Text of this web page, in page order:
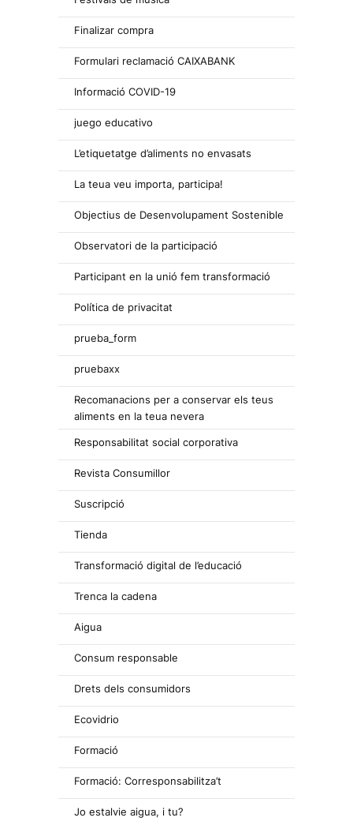
Finalizar compra
Formulari reclamació CAIXABANK
Informació COVID-19
juego educativo
L’etiquetatge d’aliments no envasats
La teua veu importa, participa!
Objectius de Desenvolupament Sostenible
Observatori de la participació
Participant en la unió fem transformació
Política de privacitat
prueba_form
pruebaxx
Recomanacions per a conservar els teus
aliments en la teua nevera
Responsabilitat social corporativa
Revista Consumillor
Suscripció
Tienda
Transformació digital de l’educació
Trenca la cadena
Aigua
Consum responsable
Drets dels consumidors
Ecovidrio
Formació
Formació: Corresponsabilitza’t
Jo estalvie aigua, i tu?